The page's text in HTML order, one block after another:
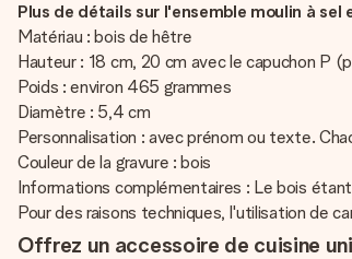
Plus de détails sur l'ensemble moulin à sel
Matériau : bois de hêtre
Hauteur : 18 cm, 20 cm avec le capuchon P
Poids : environ 465 grammes
Diamètre : 5,4 cm
Personnalisation : avec prénom ou texte.
Couleur de la gravure : bois
Informations complémentaires : Le bois
Pour des raisons techniques, l'utilisation de
Offrez un accessoire de cuisine